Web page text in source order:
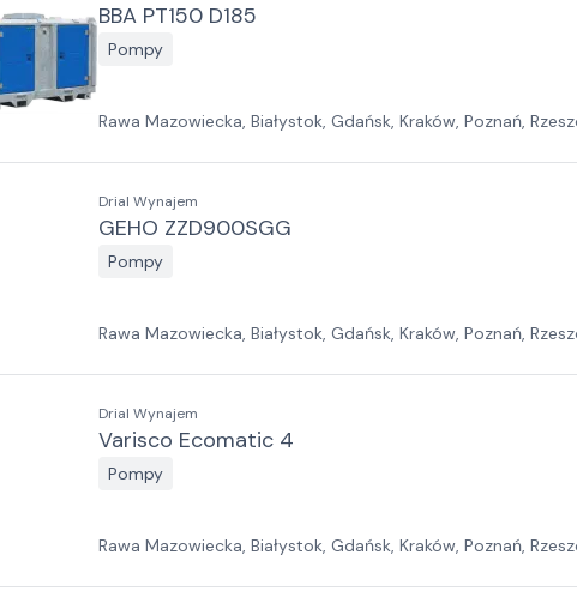
BBA PT150 D185
Pompy
Rawa Mazowiecka, Białystok, Gdańsk, Kraków, Poznań,
Drial Wynajem
GEHO ZZD900SGG
Pompy
Rawa Mazowiecka, Białystok, Gdańsk, Kraków, Poznań,
Drial Wynajem
Varisco Ecomatic 4
Pompy
Rawa Mazowiecka, Białystok, Gdańsk, Kraków, Poznań,